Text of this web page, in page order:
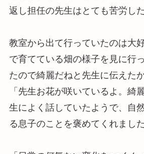
返し担任の先生はとても苦労し
教室から出て行っていたのは大
で育てている畑の様子を見に行
たので綺麗だねと先生に伝えた
「先生お花が咲いているよ。綺
生によく話していたようで、自
る息子のことを褒めてくれました